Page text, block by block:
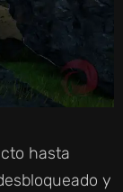
hasta
y